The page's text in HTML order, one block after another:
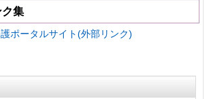
ク集
ポータルサイト(外部リンク)